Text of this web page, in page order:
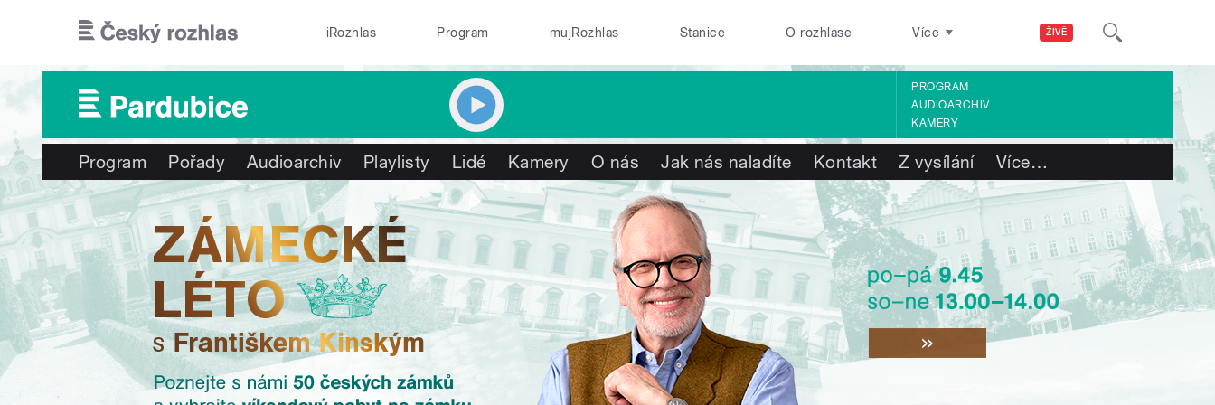
ŽIVĚ
iRozhlas Program mujRozhlas Stanice O rozhlase Více
PROGRAM
AUDIOARCHIV
KAMERY
Program Pořady Audioarchiv Playlisty Lidé Kamery O nás Jak nás naladíte Kontakt Z vysílání Více…